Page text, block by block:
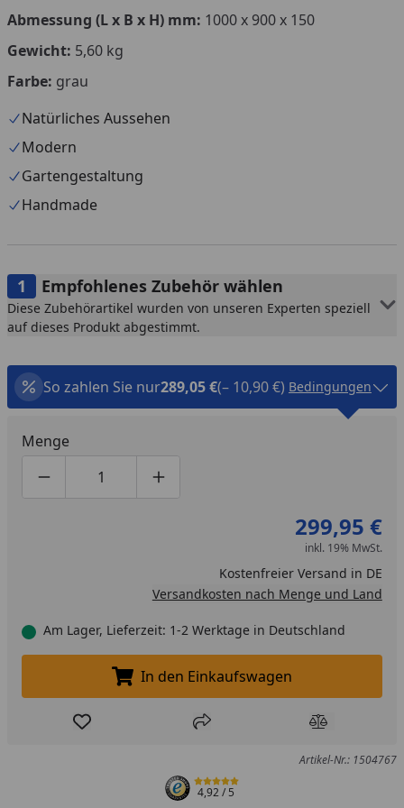
Abmessung (L x B x H) mm: 1000 x 900 x 150
Gewicht: 5,60 kg
Farbe: grau
Natürliches Aussehen
Modern
Gartengestaltung
Handmade
Empfohlenes Zubehör wählen
Diese Zubehörartikel wurden von unseren Experten speziell
auf dieses Produkt abgestimmt.
So zahlen Sie nur289,05 €(– 10,90 €) Bedingungen
Menge
Produktmenge um eins verringern
Produktmenge manuell eingeben
Produktmenge um eins erhöhen
299,95 €
inkl. 19% MwSt.
Kostenfreier Versand in DE
Versandkosten nach Menge und Land
Am Lager, Lieferzeit: 1-2 Werktage in Deutschland
In den Einkaufswagen legen
In den Einkaufswagen
Produkt zur Wunschliste hinzufügen
Teilen Produkt
Artikel-Nr.: 1504767
4,92/ 5